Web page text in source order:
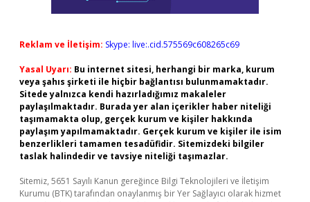
Reklam ve İletişim: Skype: live:.cid.575569c608265c69
Yasal Uyarı: Bu internet sitesi, herhangi bir marka, kurum
veya şahıs şirketi ile hiçbir bağlantısı bulunmamaktadır.
Sitede yalnızca kendi hazırladığımız makaleler
paylaşılmaktadır. Burada yer alan içerikler haber niteliği
taşımamakta olup, gerçek kurum ve kişiler hakkında
paylaşım yapılmamaktadır. Gerçek kurum ve kişiler ile isim
benzerlikleri tamamen tesadüfidir. Sitemizdeki bilgiler
taslak halindedir ve tavsiye niteliği taşımazlar.
Sitemiz, 5651 Sayılı Kanun gereğince Bilgi Teknolojileri ve İletişim
Kurumu (BTK) tarafından onaylanmış bir Yer Sağlayıcı olarak hizmet